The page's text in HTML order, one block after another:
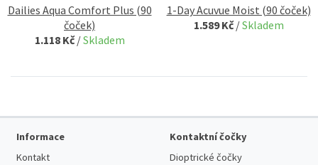
Dailies Aqua Comfort Plus (90
čoček)
1.118 Kč/Skladem
1-Day Acuvue Moist (90 čoček)
1.589 Kč/Skladem
Informace
Kontakt
Kontaktní čočky
Dioptrické čočky